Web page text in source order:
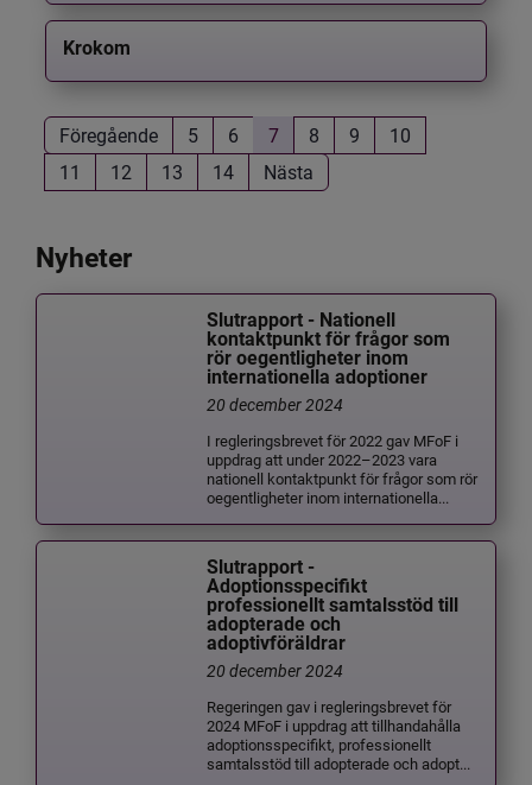
Krokom
Föregående 5 6 7 8 9
10
11
12 13 14 Nästa
Nyheter
Slutrapport - Nationell
kontaktpunkt för frågor som
rör oegentligheter inom
internationella adoptioner
20 december 2024
I regleringsbrevet för 2022 gav MFoF i
uppdrag att under 2022–2023 vara
nationell kontaktpunkt för frågor som rör
oegentligheter inom internationella...
Slutrapport -
Adoptionsspecifikt
professionellt samtalsstöd till
adopterade och
adoptivföräldrar
20 december 2024
Regeringen gav i regleringsbrevet för
2024 MFoF i uppdrag att tillhandahålla
adoptionsspecifikt, professionellt
samtalsstöd till adopterade och adopt...